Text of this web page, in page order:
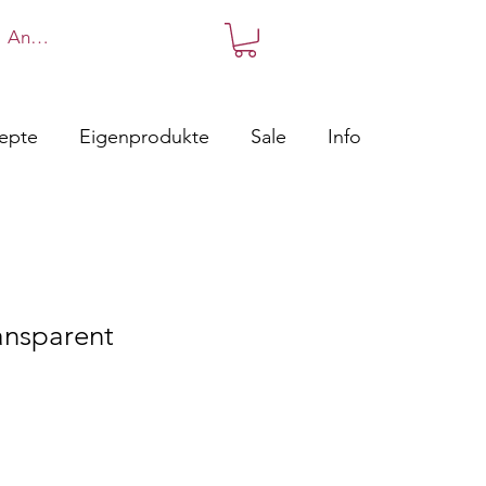
Anmelden
Eigenprodukte Sale Info